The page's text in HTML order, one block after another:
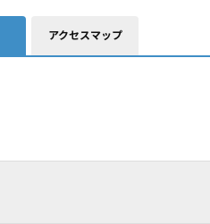
アクセスマップ